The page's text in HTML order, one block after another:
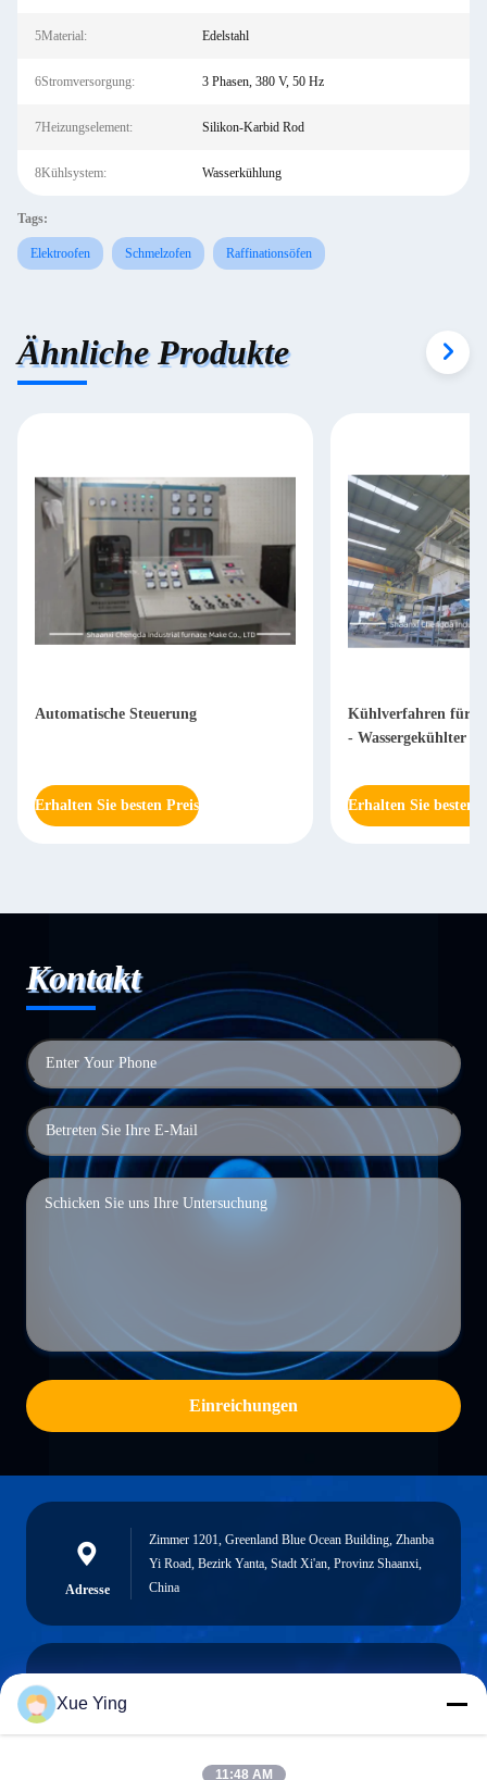
5Material: Edelstahl
6Stromversorgung: 3 Phasen, 380 V, 50 Hz
7Heizungselement: Silikon-Karbid Rod
8Kühlsystem: Wasserkühlung
Tags:
Elektroofen Schmelzofen Raffinationsöfen
Ähnliche Produkte
Automatische Steuerung
Erhalten Sie besten Preis
Kühlverfahren für
- Wassergekühlter
Erhalten Sie besten
Kontakt
Einreichungen
Adresse
Zimmer 1201, Greenland Blue Ocean Building, Zhanba
Yi Road, Bezirk Yanta, Stadt Xi'an, Provinz Shaanxi,
China
E-mail
Xue Ying
11:48 AM